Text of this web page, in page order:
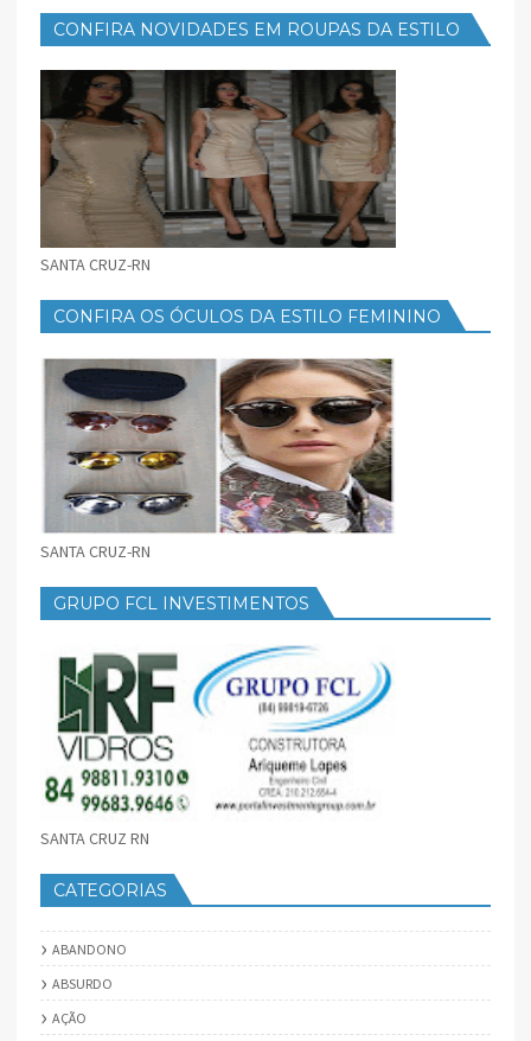
CONFIRA NOVIDADES EM ROUPAS DA ESTILO
SANTA CRUZ-RN
CONFIRA OS ÓCULOS DA ESTILO FEMININO
SANTA CRUZ-RN
GRUPO FCL INVESTIMENTOS
SANTA CRUZ RN
CATEGORIAS
ABANDONO
ABSURDO
AÇÃO